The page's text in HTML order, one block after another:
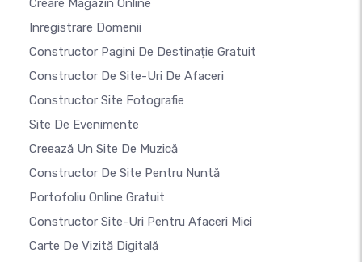
Creare Magazin Online
Inregistrare Domenii
Constructor Pagini De Destinație Gratuit
Constructor De Site-Uri De Afaceri
Constructor Site Fotografie
Site De Evenimente
Creează Un Site De Muzică
Constructor De Site Pentru Nuntă
Portofoliu Online Gratuit
Constructor Site-Uri Pentru Afaceri Mici
Carte De Vizită Digitală